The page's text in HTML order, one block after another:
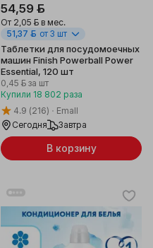
54,59 ƃ
От 2,05 ƃ в мес.
51,37 ƃ от 3 шт
Таблетки для посудомоечных
машин Finish Powerball Power
Essential, 120 шт
0,45 ƃ за шт
Купили 18 802 раза
4.9 (216)
Emall
Сегодня
Завтра
В корзину